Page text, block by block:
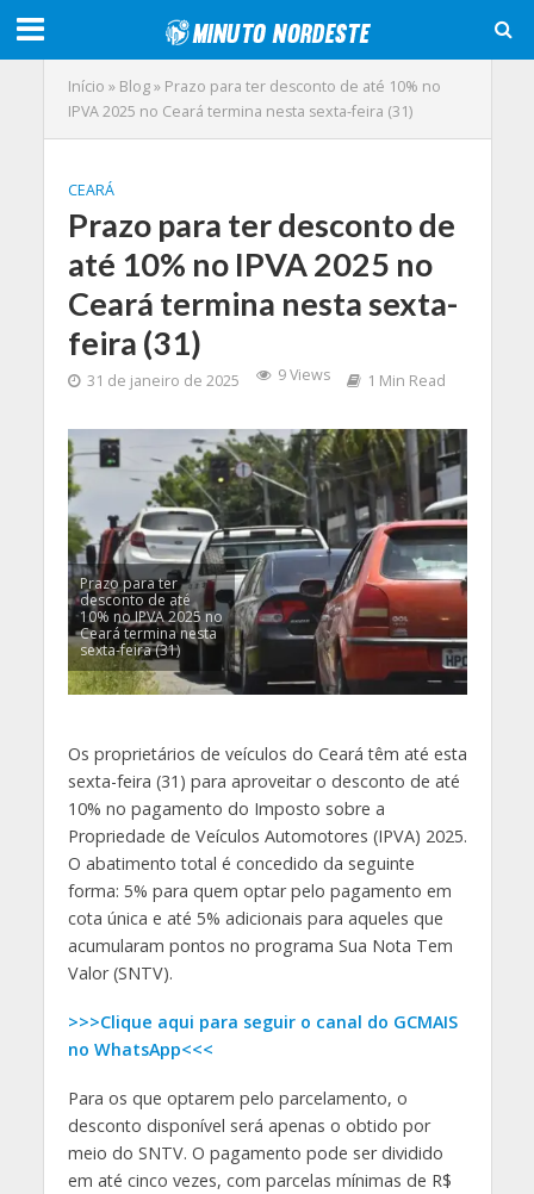
Início » Blog» Prazo para ter desconto de até 10% no
IPVA 2025 no Ceará termina nesta sexta-feira (31)
CEARÁ
Prazo para ter desconto de
até 10% no IPVA 2025 no
Ceará termina nesta sexta-
feira (31)
31 de janeiro de 2025 9 Views 1 Min Read
Prazo para ter
desconto de até
10% no IPVA 2025 no
Ceará termina nesta
sexta-feira (31)
Os proprietários de veículos do Ceará têm até esta
sexta-feira (31) para aproveitar o desconto de até
10% no pagamento do Imposto sobre a
Propriedade de Veículos Automotores (IPVA) 2025.
O abatimento total é concedido da seguinte
forma: 5% para quem optar pelo pagamento em
cota única e até 5% adicionais para aqueles que
acumularam pontos no programa Sua Nota Tem
Valor (SNTV).
>>>Clique aqui para seguir o canal do GCMAIS
no WhatsApp<<<
Para os que optarem pelo parcelamento, o
desconto disponível será apenas o obtido por
meio do SNTV. O pagamento pode ser dividido
em até cinco vezes, com parcelas mínimas de R$